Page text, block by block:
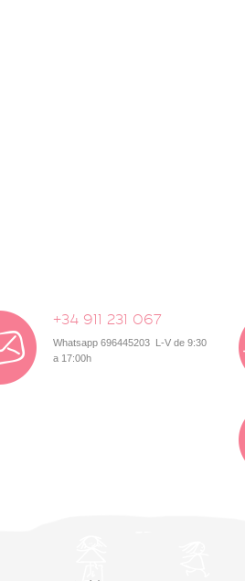
+34 911 231 067
Whatsapp 696445203 L-V de 9:30
a 17:00h